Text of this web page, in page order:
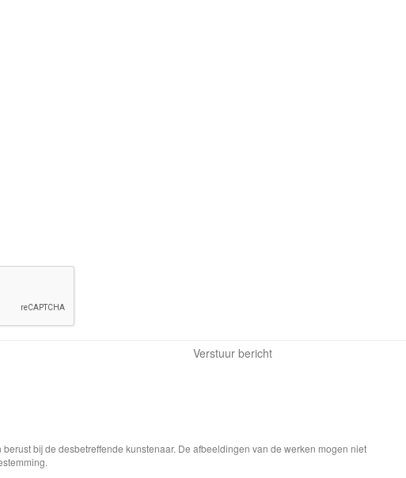
bij de desbetreffende kunstenaar. De afbeeldingen van de werken mogen niet